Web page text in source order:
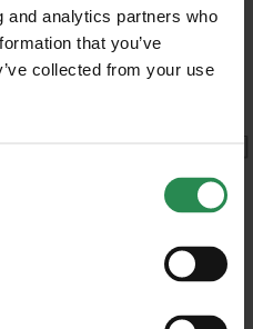
and analytics partners who
that you’ve
collected from your use
MadeHSE
in ambito tecnico